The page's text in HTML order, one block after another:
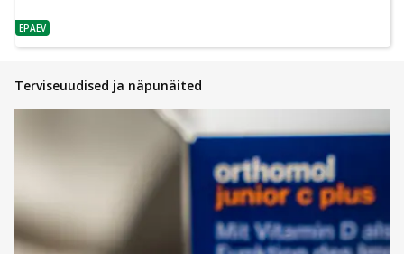
nõuanne
EPAEV
Terviseuudised ja näpunäited